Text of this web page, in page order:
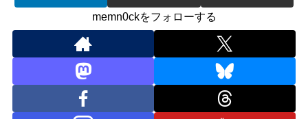
memn0ckをフォローする